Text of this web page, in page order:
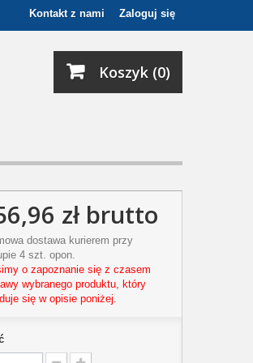
Zaloguj się
Kontakt z nami
Koszyk (0)
złbrutto
dostawa kurierem przy
4 szt. opon.
o zapoznanie się z czasem
wybranego produktu, który
się w opisie poniżej.